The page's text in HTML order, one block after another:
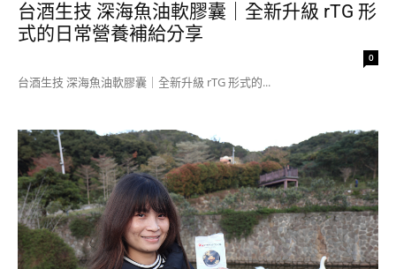
台酒生技 深海魚油軟膠囊｜全新升級 rTG 形
式的日常營養補給分享
0
台酒生技 深海魚油軟膠囊｜全新升級 rTG 形式的...